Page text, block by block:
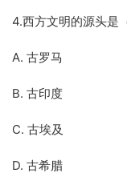
4.西方文明的源头是
A. 古罗马
B. 古印度
C. 古埃及
D. 古希腊